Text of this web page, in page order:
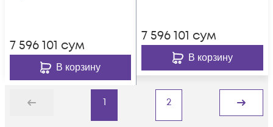
7 596 101 сум
В корзину
7 596 101 сум
В корзину
Назад
1 2
Дальше